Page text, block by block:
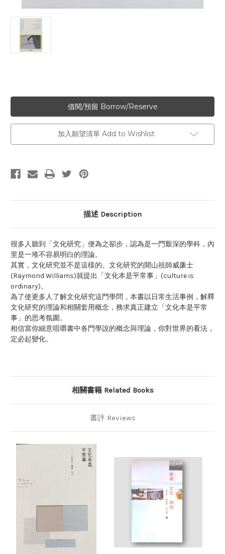
加入願望清單 Add to Wishlist
描述 Description
很多人聽到「文化研究」便為之卻步，認為是一門艱深的學科，內
里是一堆不容易明白的理論。
其實，文化研究並不是這樣的。文化研究的開山祖師威廉士
(Raymond Williams)就提出「文化本是平常事」(culture is
ordinary)。
為了使更多人了解文化研究這門學問，本書以日常生活事例，解釋
文化研究的理論和相關套用概念，務求真正建立「文化本是平常
事」的思考氛圍。
相信當你細意咀嚼書中各門學說的概念與理論，你對世界的看法，
定必起變化。
相關書籍 Related Books
書評 Reviews